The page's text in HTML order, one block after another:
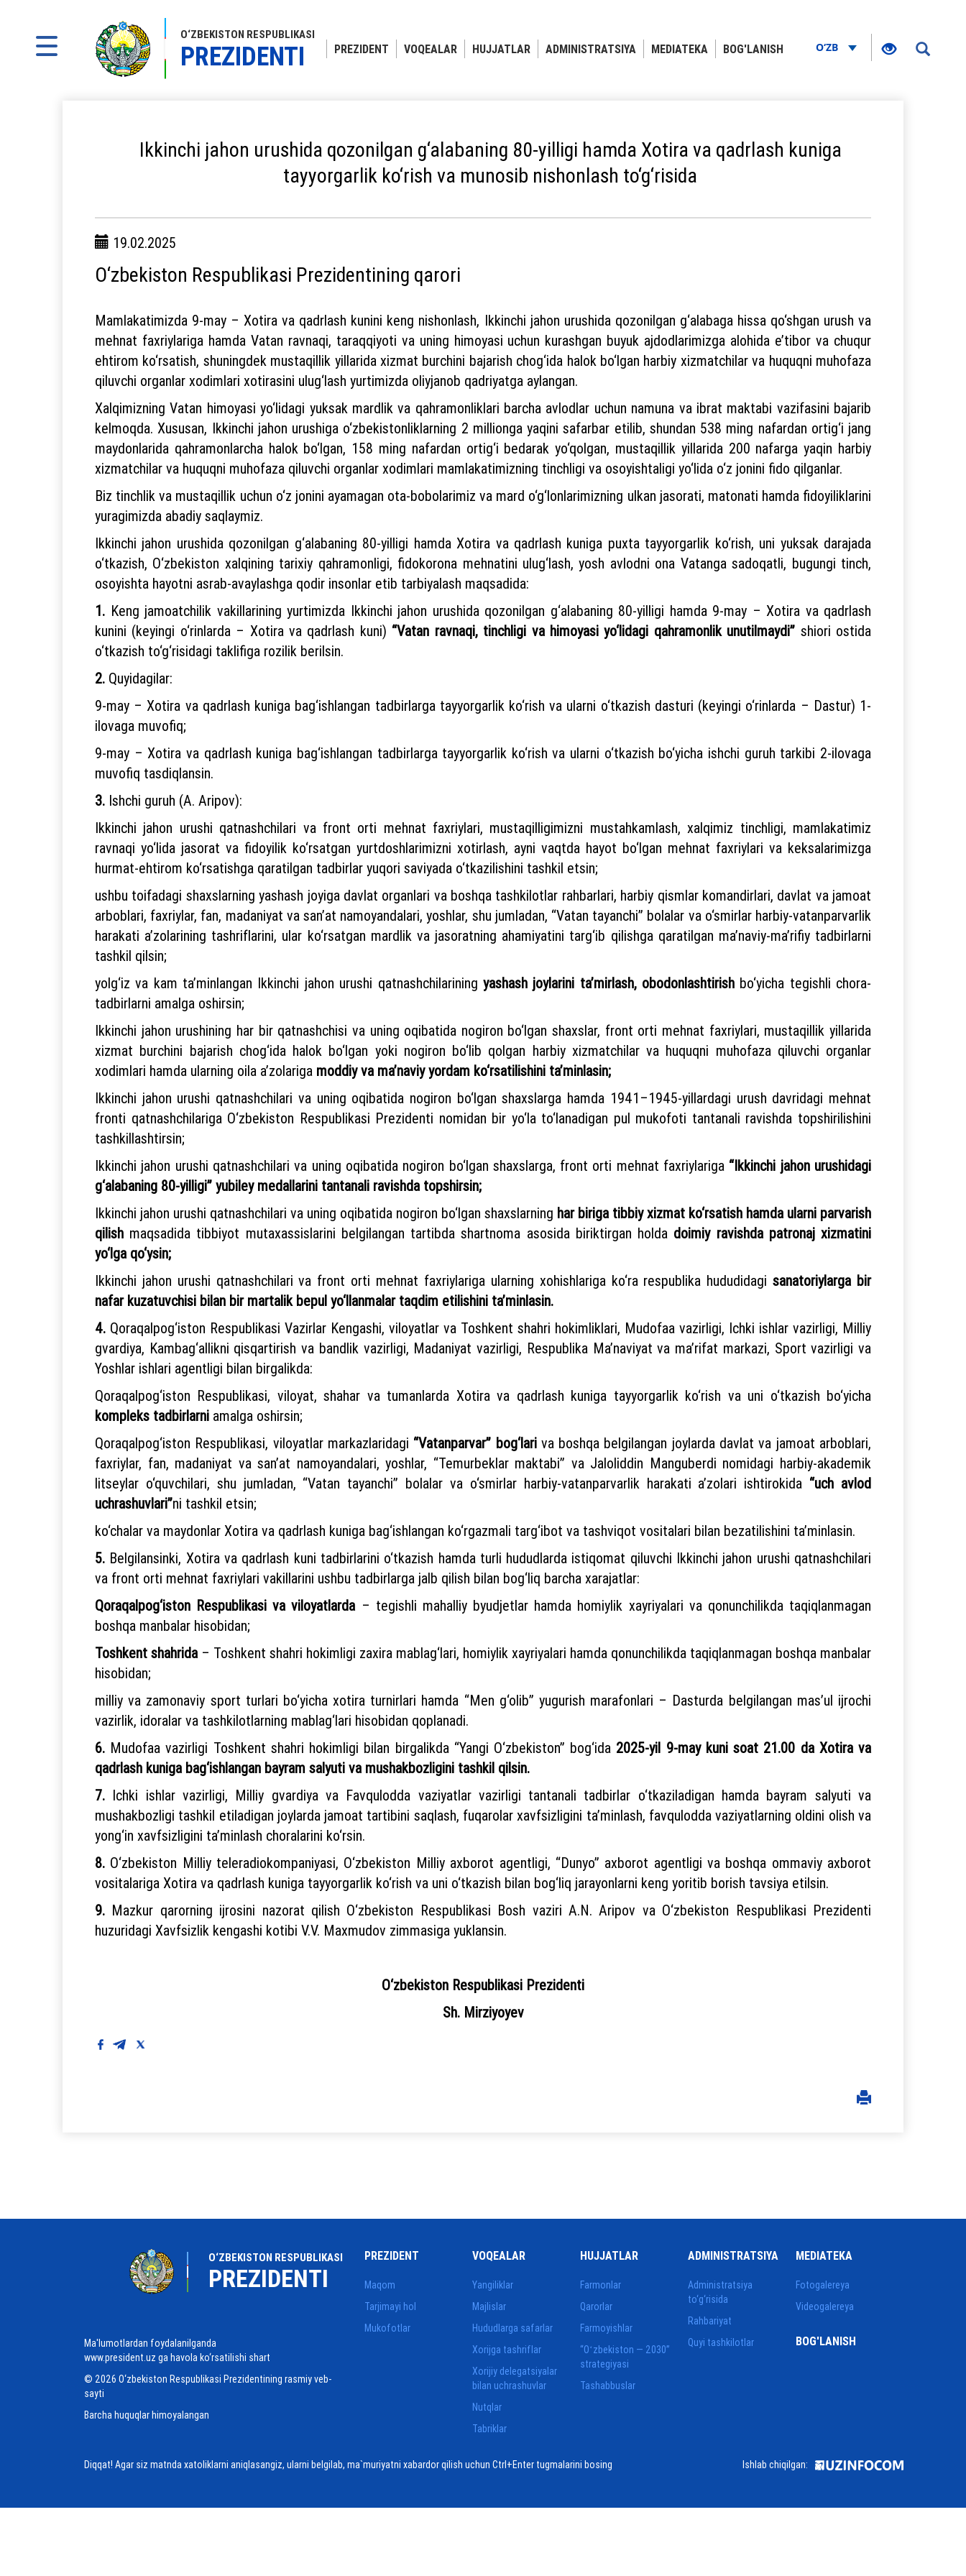
O‘ZBEKISTON RESPUBLIKASI
PREZIDENTI PREZIDENT VOQEALAR HUJJATLAR ADMINISTRATSIYA MEDIATEKA BOG'LANISH O‘ZB
Ikkinchi jahon urushida qozonilgan g‘alabaning 80-yilligi hamda Xotira va qadrlash kuniga
tayyorgarlik ko‘rish va munosib nishonlash to‘g‘risida
19.02.2025
O‘zbekiston Respublikasi Prezidentining qarori
Mamlakatimizda 9-may – Xotira va qadrlash kunini keng nishonlash, Ikkinchi jahon urushida qozonilgan g‘alabaga hissa qo‘shgan urush va
mehnat faxriylariga hamda Vatan ravnaqi, taraqqiyoti va uning himoyasi uchun kurashgan buyuk ajdodlarimizga alohida e’tibor va chuqur
ehtirom ko‘rsatish, shuningdek mustaqillik yillarida xizmat burchini bajarish chog‘ida halok bo‘lgan harbiy xizmatchilar va huquqni muhofaza
qiluvchi organlar xodimlari xotirasini ulug‘lash yurtimizda oliyjanob qadriyatga aylangan.
Xalqimizning Vatan himoyasi yo‘lidagi yuksak mardlik va qahramonliklari barcha avlodlar uchun namuna va ibrat maktabi vazifasini bajarib
kelmoqda. Xususan, Ikkinchi jahon urushiga o‘zbekistonliklarning 2 millionga yaqini safarbar etilib, shundan 538 ming nafardan ortig‘i jang
maydonlarida qahramonlarcha halok bo‘lgan, 158 ming nafardan ortig‘i bedarak yo‘qolgan, mustaqillik yillarida 200 nafarga yaqin harbiy
xizmatchilar va huquqni muhofaza qiluvchi organlar xodimlari mamlakatimizning tinchligi va osoyishtaligi yo‘lida o‘z jonini fido qilganlar.
Biz tinchlik va mustaqillik uchun o‘z jonini ayamagan ota-bobolarimiz va mard o‘g‘lonlarimizning ulkan jasorati, matonati hamda fidoyiliklarini
yuragimizda abadiy saqlaymiz.
Ikkinchi jahon urushida qozonilgan g‘alabaning 80-yilligi hamda Xotira va qadrlash kuniga puxta tayyorgarlik ko‘rish, uni yuksak darajada
o‘tkazish, O‘zbekiston xalqining tarixiy qahramonligi, fidokorona mehnatini ulug‘lash, yosh avlodni ona Vatanga sadoqatli, bugungi tinch,
osoyishta hayotni asrab-avaylashga qodir insonlar etib tarbiyalash maqsadida:
1. Keng jamoatchilik vakillarining yurtimizda Ikkinchi jahon urushida qozonilgan g‘alabaning 80-yilligi hamda 9-may – Xotira va qadrlash
kunini (keyingi o‘rinlarda – Xotira va qadrlash kuni) “Vatan ravnaqi, tinchligi va himoyasi yo‘lidagi qahramonlik unutilmaydi” shiori ostida
o‘tkazish to‘g‘risidagi taklifiga rozilik berilsin.
2. Quyidagilar:
9-may – Xotira va qadrlash kuniga bag‘ishlangan tadbirlarga tayyorgarlik ko‘rish va ularni o‘tkazish dasturi (keyingi o‘rinlarda – Dastur) 1-
ilovaga muvofiq;
9-may – Xotira va qadrlash kuniga bag‘ishlangan tadbirlarga tayyorgarlik ko‘rish va ularni o‘tkazish bo‘yicha ishchi guruh tarkibi 2-ilovaga
muvofiq tasdiqlansin.
3. Ishchi guruh (A. Aripov):
Ikkinchi jahon urushi qatnashchilari va front orti mehnat faxriylari, mustaqilligimizni mustahkamlash, xalqimiz tinchligi, mamlakatimiz
ravnaqi yo‘lida jasorat va fidoyilik ko‘rsatgan yurtdoshlarimizni xotirlash, ayni vaqtda hayot bo‘lgan mehnat faxriylari va keksalarimizga
hurmat-ehtirom ko‘rsatishga qaratilgan tadbirlar yuqori saviyada o‘tkazilishini tashkil etsin;
ushbu toifadagi shaxslarning yashash joyiga davlat organlari va boshqa tashkilotlar rahbarlari, harbiy qismlar komandirlari, davlat va jamoat
arboblari, faxriylar, fan, madaniyat va san’at namoyandalari, yoshlar, shu jumladan, “Vatan tayanchi” bolalar va o‘smirlar harbiy-vatanparvarlik
harakati a’zolarining tashriflarini, ular ko‘rsatgan mardlik va jasoratning ahamiyatini targ‘ib qilishga qaratilgan ma’naviy-ma’rifiy tadbirlarni
tashkil qilsin;
yolg‘iz va kam ta’minlangan Ikkinchi jahon urushi qatnashchilarining yashash joylarini ta’mirlash, obodonlashtirishbo‘yicha tegishli chora-
tadbirlarni amalga oshirsin;
Ikkinchi jahon urushining har bir qatnashchisi va uning oqibatida nogiron bo‘lgan shaxslar, front orti mehnat faxriylari, mustaqillik yillarida
xizmat burchini bajarish chog‘ida halok bo‘lgan yoki nogiron bo‘lib qolgan harbiy xizmatchilar va huquqni muhofaza qiluvchi organlar
xodimlari hamda ularning oila a’zolariga moddiy va ma’naviy yordam ko‘rsatilishini ta’minlasin;
Ikkinchi jahon urushi qatnashchilari va uning oqibatida nogiron bo‘lgan shaxslarga hamda 1941–1945-yillardagi urush davridagi mehnat
fronti qatnashchilariga O‘zbekiston Respublikasi Prezidenti nomidan bir yo‘la to‘lanadigan pul mukofoti tantanali ravishda topshirilishini
tashkillashtirsin;
Ikkinchi jahon urushi qatnashchilari va uning oqibatida nogiron bo‘lgan shaxslarga, front orti mehnat faxriylariga “Ikkinchi jahon urushidagi
g‘alabaning 80-yilligi” yubiley medallarini tantanali ravishda topshirsin;
Ikkinchi jahon urushi qatnashchilari va uning oqibatida nogiron bo‘lgan shaxslarning har biriga tibbiy xizmat ko‘rsatish hamda ularni parvarish
qilish maqsadida tibbiyot mutaxassislarini belgilangan tartibda shartnoma asosida biriktirgan holda doimiy ravishda patronaj xizmatini
yo‘lga qo‘ysin;
Ikkinchi jahon urushi qatnashchilari va front orti mehnat faxriylariga ularning xohishlariga ko‘ra respublika hududidagisanatoriylarga bir
nafar kuzatuvchisi bilan bir martalik bepul yo‘llanmalar taqdim etilishini ta’minlasin.
4. Qoraqalpog‘iston Respublikasi Vazirlar Kengashi, viloyatlar va Toshkent shahri hokimliklari, Mudofaa vazirligi, Ichki ishlar vazirligi, Milliy
gvardiya, Kambag‘allikni qisqartirish va bandlik vazirligi, Madaniyat vazirligi, Respublika Ma’naviyat va ma’rifat markazi, Sport vazirligi va
Yoshlar ishlari agentligi bilan birgalikda:
Qoraqalpog‘iston Respublikasi, viloyat, shahar va tumanlarda Xotira va qadrlash kuniga tayyorgarlik ko‘rish va uni o‘tkazish bo‘yicha
kompleks tadbirlarni amalga oshirsin;
Qoraqalpog‘iston Respublikasi, viloyatlar markazlaridagi “Vatanparvar” bog‘lariva boshqa belgilangan joylarda davlat va jamoat arboblari,
faxriylar, fan, madaniyat va san’at namoyandalari, yoshlar, “Temurbeklar maktabi” va Jaloliddin Manguberdi nomidagi harbiy-akademik
litseylar o‘quvchilari, shu jumladan, “Vatan tayanchi” bolalar va o‘smirlar harbiy-vatanparvarlik harakati a’zolari ishtirokida “uch avlod
uchrashuvlari”ni tashkil etsin;
ko‘chalar va maydonlar Xotira va qadrlash kuniga bag‘ishlangan ko‘rgazmali targ‘ibot va tashviqot vositalari bilan bezatilishini ta’minlasin.
5. Belgilansinki, Xotira va qadrlash kuni tadbirlarini o‘tkazish hamda turli hududlarda istiqomat qiluvchi Ikkinchi jahon urushi qatnashchilari
va front orti mehnat faxriylari vakillarini ushbu tadbirlarga jalb qilish bilan bog‘liq barcha xarajatlar:
Qoraqalpog‘iston Respublikasi va viloyatlarda– tegishli mahalliy byudjetlar hamda homiylik xayriyalari va qonunchilikda taqiqlanmagan
boshqa manbalar hisobidan;
Toshkent shahrida– Toshkent shahri hokimligi zaxira mablag‘lari, homiylik xayriyalari hamda qonunchilikda taqiqlanmagan boshqa manbalar
hisobidan;
milliy va zamonaviy sport turlari bo‘yicha xotira turnirlari hamda “Men g‘olib” yugurish marafonlari – Dasturda belgilangan mas’ul ijrochi
vazirlik, idoralar va tashkilotlarning mablag‘lari hisobidan qoplanadi.
6. Mudofaa vazirligi Toshkent shahri hokimligi bilan birgalikda “Yangi O‘zbekiston” bog‘ida 2025-yil 9-may kuni soat 21.00 da Xotira va
qadrlash kuniga bag‘ishlangan bayram salyuti va mushakbozligini tashkil qilsin.
7. Ichki ishlar vazirligi, Milliy gvardiya va Favqulodda vaziyatlar vazirligi tantanali tadbirlar o‘tkaziladigan hamda bayram salyuti va
mushakbozligi tashkil etiladigan joylarda jamoat tartibini saqlash, fuqarolar xavfsizligini ta’minlash, favqulodda vaziyatlarning oldini olish va
yong‘in xavfsizligini ta’minlash choralarini ko‘rsin.
8. O‘zbekiston Milliy teleradiokompaniyasi, O‘zbekiston Milliy axborot agentligi, “Dunyo” axborot agentligi va boshqa ommaviy axborot
vositalariga Xotira va qadrlash kuniga tayyorgarlik ko‘rish va uni o‘tkazish bilan bog‘liq jarayonlarni keng yoritib borish tavsiya etilsin.
9. Mazkur qarorning ijrosini nazorat qilish O‘zbekiston Respublikasi Bosh vaziri A.N. Aripov va O‘zbekiston Respublikasi Prezidenti
huzuridagi Xavfsizlik kengashi kotibi V.V. Maxmudov zimmasiga yuklansin.
O‘zbekiston Respublikasi Prezidenti
Sh. Mirziyoyev
O‘ZBEKISTON RESPUBLIKASI
PREZIDENTI
Ma'lumotlardan foydalanilganda
www.president.uz ga havola ko‘rsatilishi shart
© 2026 O‘zbekiston Respublikasi Prezidentining rasmiy veb-
sayti
Barcha huquqlar himoyalangan
PREZIDENT
Maqom
Tarjimayi hol
Mukofotlar
VOQEALAR
Yangiliklar
Majlislar
Hududlarga safarlar
Xorijga tashriflar
Xorijiy delegatsiyalar
bilan uchrashuvlar
Nutqlar
Tabriklar
HUJJATLAR
Farmonlar
Qarorlar
Farmoyishlar
“Oʻzbekiston — 2030”
strategiyasi
Tashabbuslar
ADMINISTRATSIYA
Administratsiya
to‘g‘risida
Rahbariyat
Quyi tashkilotlar
MEDIATEKA
Fotogalereya
Videogalereya
BOG'LANISH
Diqqat! Agar siz matnda xatoliklarni aniqlasangiz, ularni belgilab, ma`muriyatni xabardor qilish uchun Ctrl+Enter tugmalarini bosing Ishlab chiqilgan: